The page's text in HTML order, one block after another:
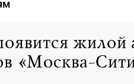
жилой
«Москва-